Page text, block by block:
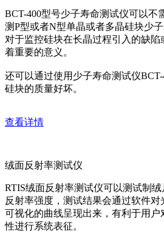
BCT-400型号少子寿命测试仪可以不
测P型或者N型单晶或者多晶硅块少
对于监控硅块在长晶过程引入的缺
着重要的意义。
还可以通过使用少子寿命测试仪
硅块的质量好坏。
查看详情
绒面反射率测试仪
RTIS绒面反射率测试仪可以测试制
反射率强度，测试结果会通过软件
可视化的曲线呈现出来，有利于用
性进行系统表征。